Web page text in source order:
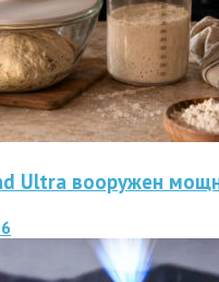
Ultra вооружен